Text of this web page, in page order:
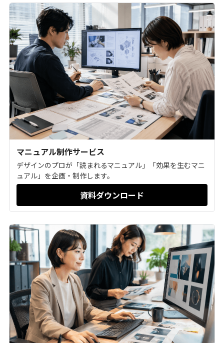
マニュアル制作サービス
デザインのプロが「読まれるマニュアル」「効果を生むマニ
ュアル」を企画・制作します。
資料ダウンロード